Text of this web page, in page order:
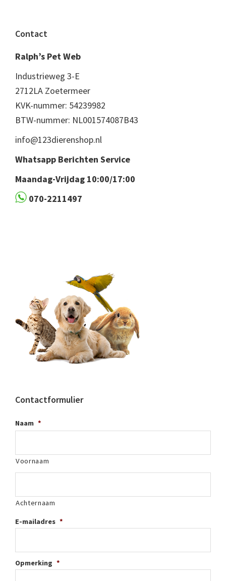
Footer
Contact
Ralph’s Pet Web
Industrieweg 3-E
2712LA Zoetermeer
KVK-nummer: 54239982
BTW-nummer: NL001574087B43
info@123dierenshop.nl
Whatsapp Berichten Service
Maandag-Vrijdag 10:00/17:00
070-2211497
Contactformulier
Naam *
Voornaam
Achternaam
E-mailadres *
Opmerking *